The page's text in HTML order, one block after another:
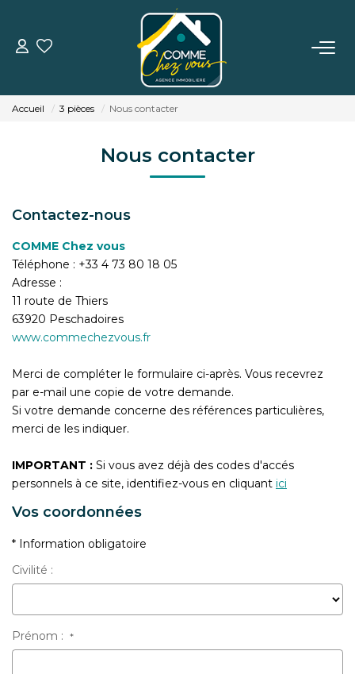
VENTE
ESTIMATION
BIENS VENDUS
L'AGENCE
TÉMOIGNAGES
CONTACT
Accueil 3 pièces Nous contacter
Nous contacter
Contactez-nous
COMME Chez vous
Téléphone : +33 4 73 80 18 05
Adresse :
11 route de Thiers
63920 Peschadoires
www.commechezvous.fr
Merci de compléter le formulaire ci-après. Vous recevrez
par e-mail une copie de votre demande.
Si votre demande concerne des références particulières,
merci de les indiquer.
IMPORTANT : Si vous avez déjà des codes d'accés
personnels à ce site, identifiez-vous en cliquant ici
Vos coordonnées
* Information obligatoire
Civilité :
Prénom : *